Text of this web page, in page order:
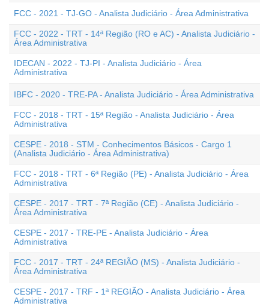
FCC - 2021 - TJ-GO - Analista Judiciário - Área Administrativa
FCC - 2022 - TRT - 14ª Região (RO e AC) - Analista Judiciário -
Área Administrativa
IDECAN - 2022 - TJ-PI - Analista Judiciário - Área
Administrativa
IBFC - 2020 - TRE-PA - Analista Judiciário - Área Administrativa
FCC - 2018 - TRT - 15ª Região - Analista Judiciário - Área
Administrativa
CESPE - 2018 - STM - Conhecimentos Básicos - Cargo 1
(Analista Judiciário - Área Administrativa)
FCC - 2018 - TRT - 6ª Região (PE) - Analista Judiciário - Área
Administrativa
CESPE - 2017 - TRT - 7ª Região (CE) - Analista Judiciário -
Área Administrativa
CESPE - 2017 - TRE-PE - Analista Judiciário - Área
Administrativa
FCC - 2017 - TRT - 24ª REGIÃO (MS) - Analista Judiciário -
Área Administrativa
CESPE - 2017 - TRF - 1ª REGIÃO - Analista Judiciário - Área
Administrativa